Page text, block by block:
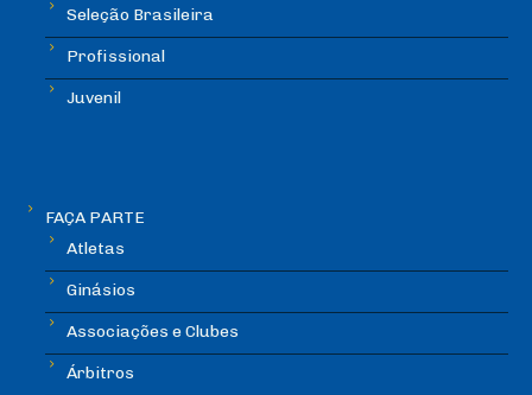
Seleção Brasileira
Profissional
Juvenil
FAÇA PARTE
Atletas
Ginásios
Associações e Clubes
Árbitros